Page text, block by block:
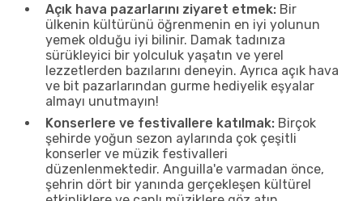
Açık hava pazarlarını ziyaret etmek: Bir
ülkenin kültürünü öğrenmenin en iyi yolunun
yemek olduğu iyi bilinir. Damak tadınıza
sürükleyici bir yolculuk yaşatın ve yerel
lezzetlerden bazılarını deneyin. Ayrıca açık hava
ve bit pazarlarından gurme hediyelik eşyalar
almayı unutmayın!
Konserlere ve festivallere katılmak: Birçok
şehirde yoğun sezon aylarında çok çeşitli
konserler ve müzik festivalleri
düzenlenmektedir. Anguilla'e varmadan önce,
şehrin dört bir yanında gerçekleşen kültürel